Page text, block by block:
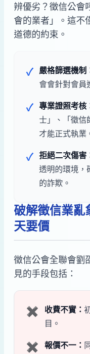
辨優劣？徵信公會
會的業者」。這不
道德的約束。
✓ 嚴格篩選機制
會會針對會員
✓ 專業證照考核
士」、「徵信
才能正式執業
✓ 拒絕二次傷害
透明的環境，
的詐欺。
破解徵信業亂
天要價
徵信公會全聯會劉
見的手段包括：
✖ 收費不實：
目。
✖ 報價不一：